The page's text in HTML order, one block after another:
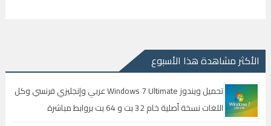
الأكثر مشاهدة هذا الأسبوع
تحميل ويندوز Windows 7 Ultimate عربي وإنجليزي فرنسي وكل
اللغات نسخة أصلية خام 32 بت و 64 بت بروابط مباشرة